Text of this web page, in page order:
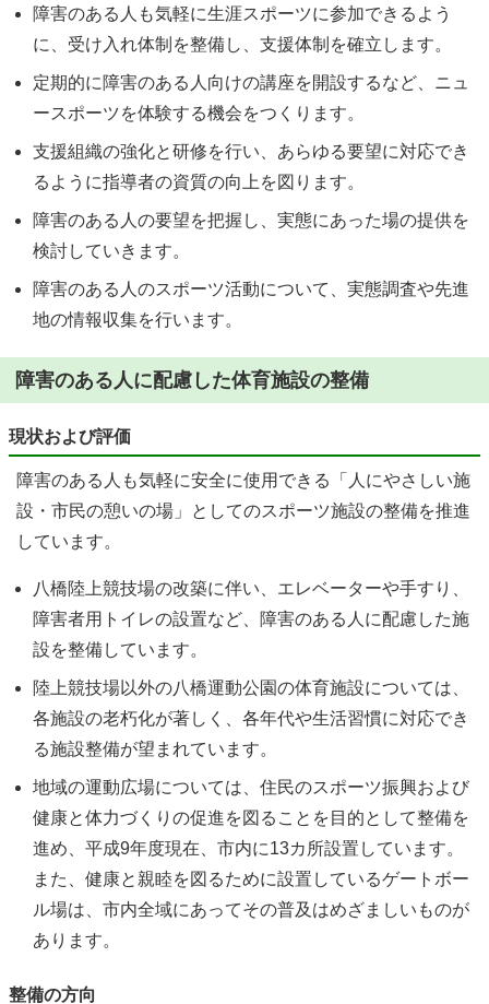
障害のある人も気軽に生涯スポーツに参加できるよう
に、受け入れ体制を整備し、支援体制を確立します。
定期的に障害のある人向けの講座を開設するなど、ニュ
ースポーツを体験する機会をつくります。
支援組織の強化と研修を行い、あらゆる要望に対応でき
るように指導者の資質の向上を図ります。
障害のある人の要望を把握し、実態にあった場の提供を
検討していきます。
障害のある人のスポーツ活動について、実態調査や先進
地の情報収集を行います。
障害のある人に配慮した体育施設の整備
現状および評価
障害のある人も気軽に安全に使用できる「人にやさしい施
設・市民の憩いの場」としてのスポーツ施設の整備を推進
しています。
八橋陸上競技場の改築に伴い、エレベーターや手すり、
障害者用トイレの設置など、障害のある人に配慮した施
設を整備しています。
陸上競技場以外の八橋運動公園の体育施設については、
各施設の老朽化が著しく、各年代や生活習慣に対応でき
る施設整備が望まれています。
地域の運動広場については、住民のスポーツ振興および
健康と体力づくりの促進を図ることを目的として整備を
進め、平成9年度現在、市内に13カ所設置しています。
また、健康と親睦を図るために設置しているゲートボー
ル場は、市内全域にあってその普及はめざましいものが
あります。
整備の方向